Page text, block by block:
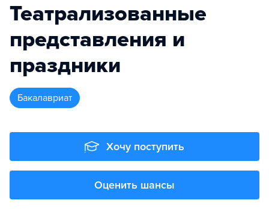
Театрализованные
представления и
праздники
бакалавриат
Хочу поступить
Оценить шансы